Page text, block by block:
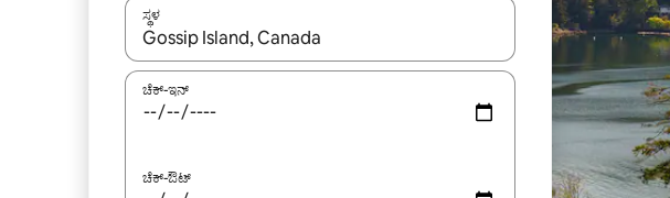
ಸ್ಥಳ
ಫಲಿತಾಂಶಗಳು ಲಭ್ಯವಿರುವಾಗ, ಅಪ್ ಮತ್ತು ಡೌನ್ ಬಾಣದ ಕೀಲಿಗಳೊಂದಿಗೆ ನ್ಯಾವಿಗೇಟ್ ಮಾಡಿ
ಚೆಕ್-ಇನ್
ಚೆಕ್-ಔಟ್